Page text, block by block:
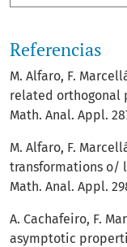
Referencias
M. Alfaro, F.
related orthogonal
Math. Anal. Appl.
M. Alfaro, F.
transformations o/
Math. Anal. Appl.
A. Cachafeiro, F.
asymptotic